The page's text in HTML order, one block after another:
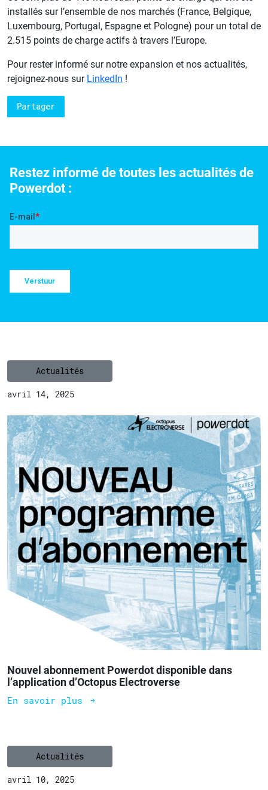
installés sur l’ensemble de nos marchés (France, Belgique,
Luxembourg, Portugal, Espagne et Pologne) pour un total de
2.515 points de charge actifs à travers l’Europe.
Pour rester informé sur notre expansion et nos actualités,
rejoignez-nous sur LinkedIn !
Partager
Restez informé de toutes les actualités de
Powerdot :
Actualités
avril 14, 2025
Nouvel abonnement Powerdot disponible dans
l’application d’Octopus Electroverse
En savoir plus
Actualités
avril 10, 2025